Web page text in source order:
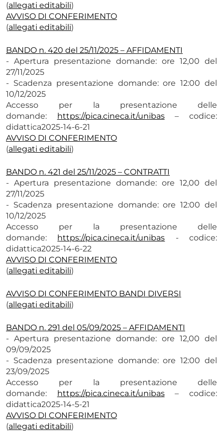
(allegati editabili)
AVVISO DI CONFERIMENTO
(allegati editabili)
BANDO n. 420 del 25/11/2025 – AFFIDAMENTI
- Apertura presentazione domande: ore 12,00 del
27/11/2025
- Scadenza presentazione domande: ore 12:00 del
10/12/2025
Accesso per la presentazione delle
domande: https://pica.cineca.it/unibas– codice:
didattica2025-14-6-21
AVVISO DI CONFERIMENTO
(allegati editabili)
BANDO n. 421 del 25/11/2025 – CONTRATTI
- Apertura presentazione domande: ore 12,00 del
27/11/2025
- Scadenza presentazione domande: ore 12:00 del
10/12/2025
Accesso per la presentazione delle
domande: https://pica.cineca.it/unibas - codice:
didattica2025-14-6-22
AVVISO DI CONFERIMENTO
(allegati editabili)
AVVISO DI CONFERIMENTO BANDI DIVERSI
(allegati editabili)
BANDO n. 291 del 05/09/2025 – AFFIDAMENTI
- Apertura presentazione domande: ore 12,00 del
09/09/2025
- Scadenza presentazione domande: ore 12:00 del
23/09/2025
Accesso per la presentazione delle
domande: https://pica.cineca.it/unibas– codice:
didattica2025-14-5-21
AVVISO DI CONFERIMENTO
(allegati editabili)